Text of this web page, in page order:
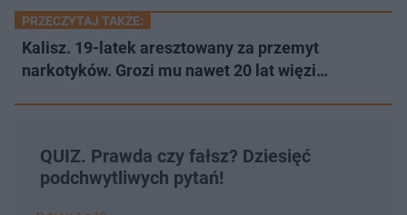
PRZECZYTAJ TAKŻE:
Kalisz. 19-latek aresztowany za przemyt
narkotyków. Grozi mu nawet 20 lat więzi…
QUIZ. Prawda czy fałsz? Dziesięć
podchwytliwych pytań!